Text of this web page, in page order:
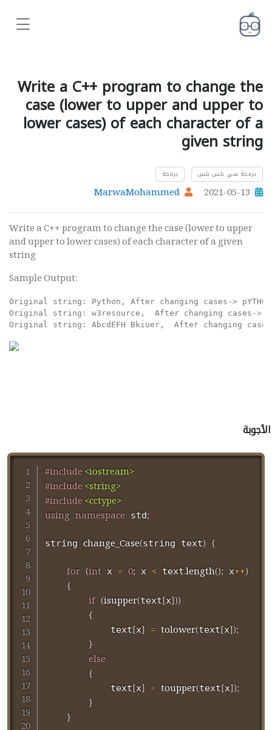
Write a C++ program to change the
case (lower to upper and upper to
lower cases) of each character of a
given string
برمجة سي بلس بلس برمجة
2021-05-13
MarwaMohammed
Write a C++ program to change the case (lower to upper
and upper to lower cases) of each character of a given
string
Sample Output:
Original string: Python, After changing cases-> pYTHON
Original string: w3resource,  After changing cases->
الأجوبة
#include<iostream>
#include<string>
#include<cctype>
using namespace std;
string change_Case(string text) {
for (int x = 0; x < text.length(); x++)
{
if (isupper(text[x]))
{
			text
[x] = tolower(text[x]);
}
else
{
			text
[x] = toupper(text[x]);
}
}